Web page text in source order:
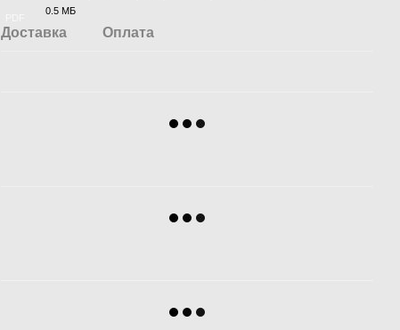
0.5 МБ
Доставка Оплата